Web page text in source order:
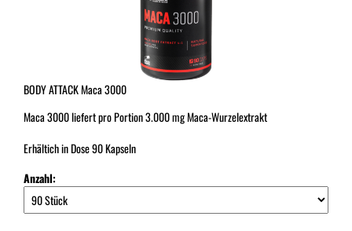
BODY ATTACK Maca 3000
Maca 3000 liefert pro Portion 3.000 mg Maca-Wurzelextrakt
Erhältich in Dose 90 Kapseln
Anzahl: